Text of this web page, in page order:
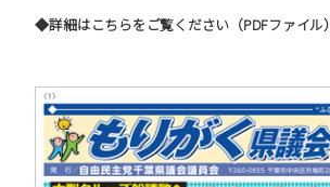
◆詳細はこちらをご覧ください（PDFファイル）